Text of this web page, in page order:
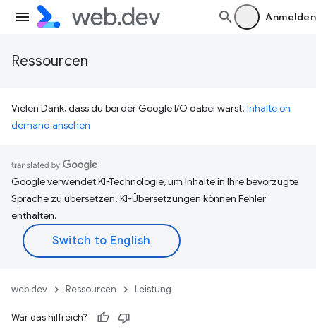
Anmelden
Ressourcen
Vielen Dank, dass du bei der Google I/O dabei warst! Inhalte on
demand ansehen
Google verwendet KI-Technologie, um Inhalte in Ihre bevorzugte
Sprache zu übersetzen. KI-Übersetzungen können Fehler
enthalten.
web.dev Ressourcen Leistung
War das hilfreich?